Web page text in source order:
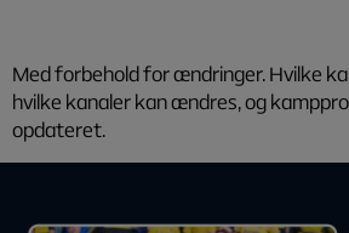
Med forbehold for ændringer. Hvilke
hvilke kanaler kan ændres, og
opdateret.